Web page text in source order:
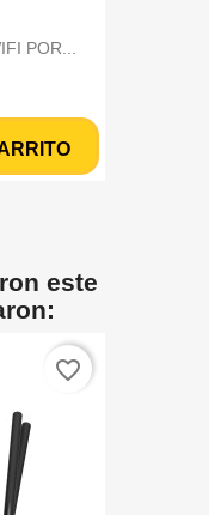
POR...
este
favorite_border